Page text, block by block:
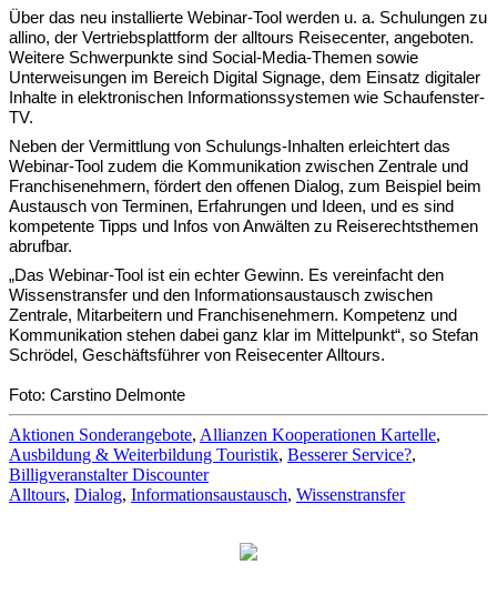
Über das neu installierte Webinar-Tool werden u. a. Schulungen zu
allino, der Vertriebs­plattform der alltours Reisecenter, angeboten.
Weitere Schwerpunkte sind Social-Media-Themen sowie
Unterweisungen im Bereich Digital Signage, dem Einsatz digitaler
Inhalte in elektronischen Informationssystemen wie Schaufenster-
TV.
Neben der Vermittlung von Schulungs-Inhalten erleichtert das
Webinar-Tool zudem die Kommunikation zwischen Zentrale und
Franchisenehmern, fördert den offenen Dialog, zum Beispiel beim
Austausch von Terminen, Erfahrungen und Ideen, und es sind
kompetente Tipps und Infos von Anwälten zu Reiserechtsthemen
abrufbar.
„Das Webinar-Tool ist ein echter Gewinn. Es vereinfacht den
Wissenstransfer und den Informationsaustausch zwischen
Zentrale, Mitarbeitern und Franchisenehmern. Kompetenz und
Kommunikation stehen dabei ganz klar im Mittelpunkt“, so Stefan
Schrödel, Geschäftsführer von Reisecenter Alltours.
Foto: Carstino Delmonte
Aktionen Sonderangebote, Allianzen Kooperationen Kartelle,
Ausbildung & Weiterbildung Touristik, Besserer Service?,
Billigveranstalter Discounter
Alltours, Dialog, Informationsaustausch, Wissenstransfer